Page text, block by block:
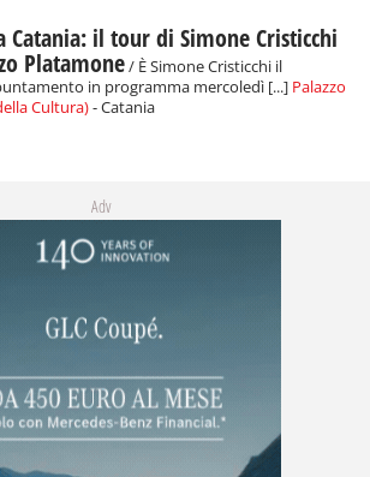
il tour di Simone Cristicchi
Platamone/ È Simone Cristicchi il
in programma mercoledì [...] Palazzo
Cultura)- Catania
Adv